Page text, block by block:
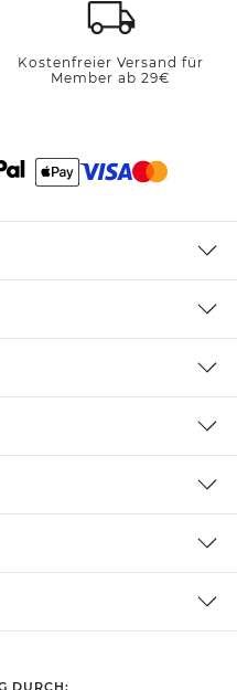
Kostenfreier Versand für
Member ab 29€
DURCH: